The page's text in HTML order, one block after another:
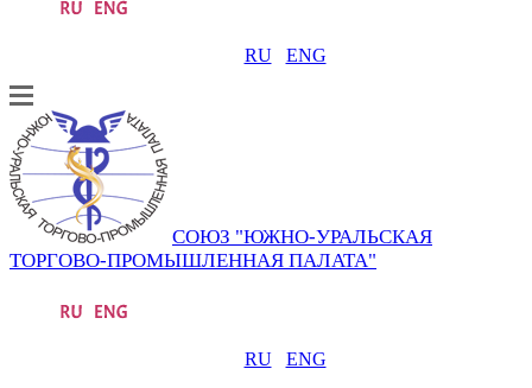
RU ENG
СОЮЗ "ЮЖНО-УРАЛЬСКАЯ
ТОРГОВО-ПРОМЫШЛЕННАЯ ПАЛАТА"
RU ENG